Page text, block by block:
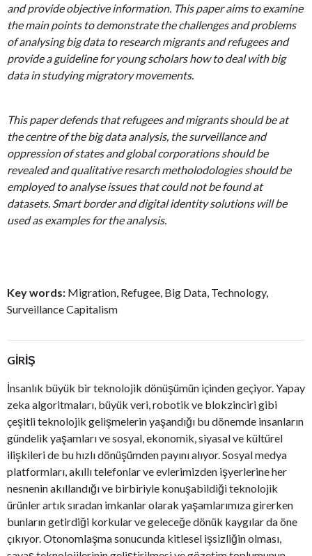
and provide objective information. This paper aims to examine
the main points to demonstrate the challenges and problems
of analysing big data to research migrants and refugees and
provide a guideline for young scholars how to deal with big
data in studying migratory movements.
This paper defends that refugees and migrants should be at
the centre of the big data analysis, the surveillance and
oppression of states and global corporations should be
revealed and qualitative resarch metholodologies should be
employed to analyse issues that could not be found at
datasets. Smart border and digital identity solutions will be
used as examples for the analysis.
Key words: Migration, Refugee, Big Data, Technology,
Surveillance Capitalism
GİRİŞ
İnsanlık büyük bir teknolojik dönüşümün içinden geçiyor. Yapay
zeka algoritmaları, büyük veri, robotik ve blokzinciri gibi
çeşitli teknolojik gelişmelerin yaşandığı bu dönemde insanların
gündelik yaşamları ve sosyal, ekonomik, siyasal ve kültürel
ilişkileri de bu hızlı dönüşümden payını alıyor. Sosyal medya
platformları, akıllı telefonlar ve evlerimizden işyerlerine her
nesnenin akıllandığı ve birbiriyle konuşabildiği teknolojik
ürünler artık sıradan imkanlar olarak yaşamlarımıza girerken
bunların getirdiği korkular ve geleceğe dönük kaygılar da öne
çıkıyor. Otonomlaşma sonucunda kitlesel işsizliğin olması,